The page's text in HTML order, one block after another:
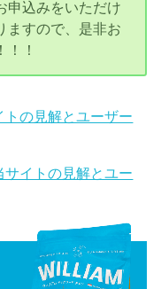
申込みをいただけ
ますので、是非お
！
トの見解とユーザー
サイトの見解とユー